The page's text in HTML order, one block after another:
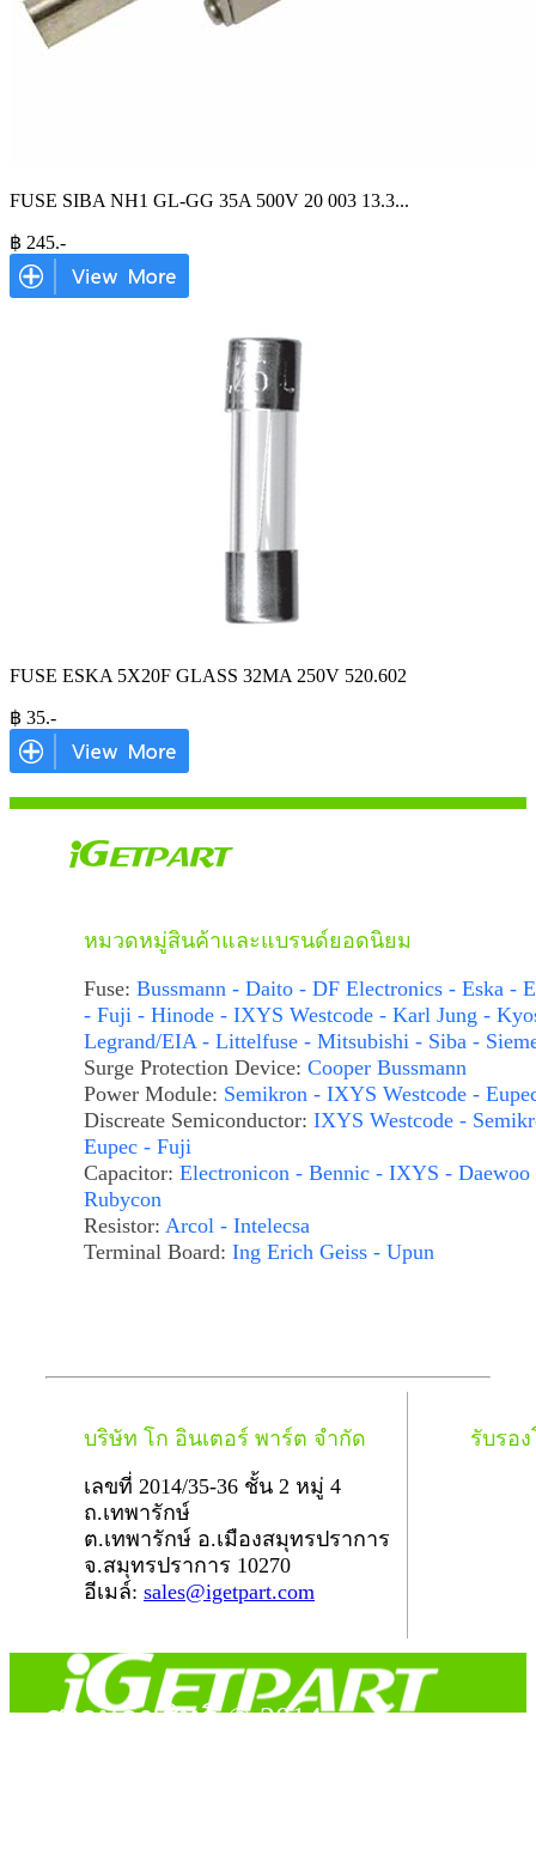
FUSE SIBA NH1 GL-GG 35A 500V 20 003 13.3...
฿ 245.-
FUSE ESKA 5X20F GLASS 32MA 250V 520.602
฿ 35.-
หมวดหมู่สินค้าและแบรนด์ยอดนิยม
Fuse: Bussmann - Daito - DF Electronics - Eska -
- Fuji - Hinode - IXYS Westcode - Karl Jung -
Legrand/EIA - Littelfuse - Mitsubishi - Siba -
Surge Protection Device: Cooper Bussmann
Power Module: Semikron - IXYS Westcode -
Discreate Semiconductor: IXYS Westcode -
Eupec - Fuji
Capacitor: Electronicon - Bennic - IXYS - Daewoo
Rubycon
Resistor: Arcol - Intelecsa
Terminal Board: Ing Erich Geiss - Upun
บริษัท โก อินเตอร์ พาร์ต จำกัด
เลขที่ 2014/35-36 ชั้น 2 หมู่ 4
ถ.เทพารักษ์
ต.เทพารักษ์ อ.เมืองสมุทรปราการ
จ.สมุทรปราการ 10270
อีเมล์: sales@igetpart.com
รับรอ
สงวนลิขสิทธิ์ © 2014